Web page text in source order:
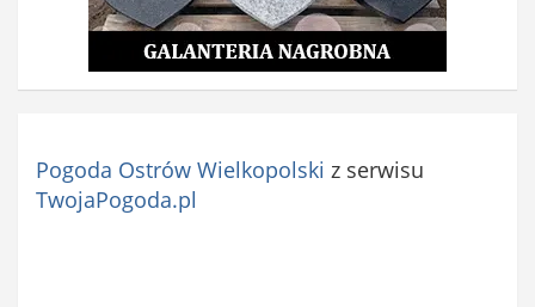
Pogoda Ostrów Wielkopolski z serwisu
TwojaPogoda.pl